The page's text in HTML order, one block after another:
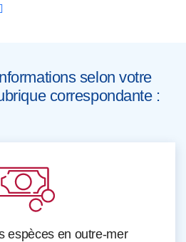
selon votre
correspondante :
espèces en outre-mer